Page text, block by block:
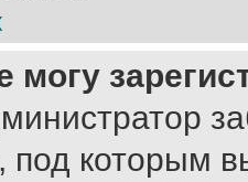
могу
под которым